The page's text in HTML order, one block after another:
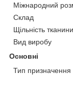
Міжнародний
Склад
Щільність тканини
Вид виробу
Основні
Тип призначення